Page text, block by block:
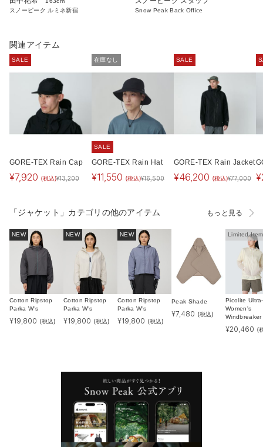
スノーピーク ルミネ新宿
Snow Peak Back Office
関連アイテム
SALE
GORE-TEX Rain Cap
¥7,920 (税込)¥13,200
在庫なし
SALE
GORE-TEX Rain Hat
¥11,550 (税込)¥16,500
SALE
GORE-TEX Rain Jacket
¥46,200 (税込)¥77,000 ¥
「ジャケット」カテゴリの他のアイテム もっと見る
NEW
Cotton Ripstop
Parka W's
¥19,800 (税込)
NEW
Cotton Ripstop
Parka W's
¥19,800 (税込)
NEW
Cotton Ripstop
Parka W's
¥19,800 (税込)
Peak Shade
¥7,480 (税込)
Limited Item
Picolite
Women's
Windbreaker
¥20,460 (